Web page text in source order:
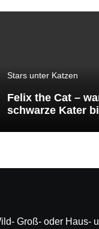
Stars unter Katzen
Felix the Cat –
schwarze Kater
der Welt gehört
Groß- oder Haus-